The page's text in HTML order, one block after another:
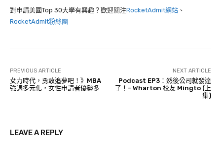
對申請美國Top 30大學有興趣？歡迎關注RocketAdmit網站 、
RocketAdmit粉絲團
PREVIOUS ARTICLE
女力時代，勇敢追夢吧！》MBA
強調多元化，女性申請者優勢多
NEXT ARTICLE
Podcast EP3：然後公司就發達
了！- Wharton 校友 Mingto (上
集)
LEAVE A REPLY